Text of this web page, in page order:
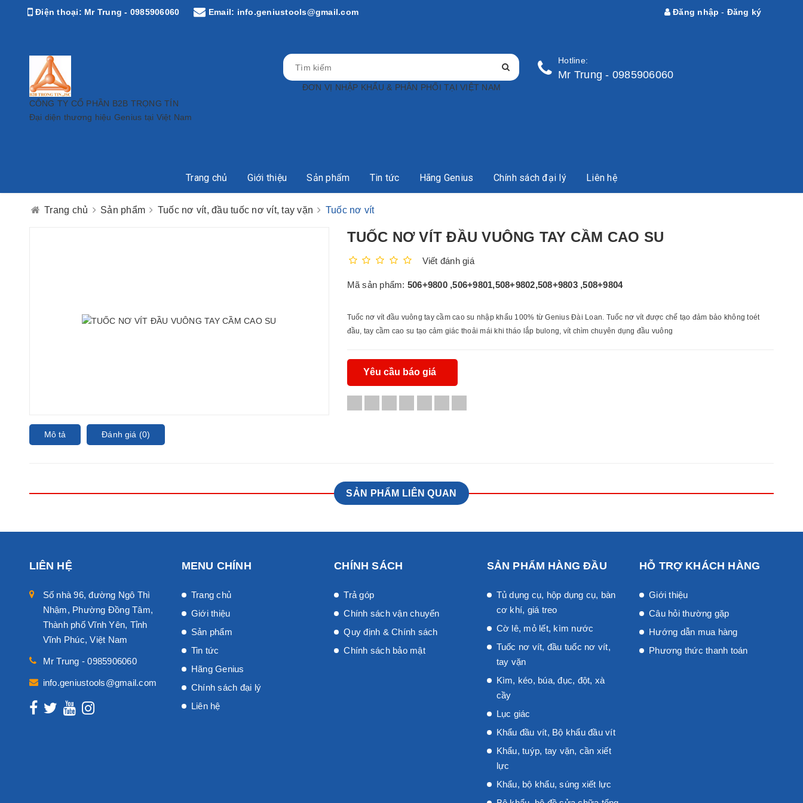
Điện thoại: Mr Trung - 0985906060 Email: info.geniustools@gmail.com Đăng nhập - Đăng ký
CÔNG TY CỔ PHẦN B2B TRỌNG TÍN
Đại diện thương hiệu Genius tại Việt Nam
ĐƠN VỊ NHẬP KHẨU & PHÂN PHỐI TẠI VIỆT NAM
Hotline:
Mr Trung - 0985906060
Trang chủ Giới thiệu Sản phẩm Tin tức Hãng Genius Chính sách đại lý Liên hệ
Trang chủ Sản phẩm Tuốc nơ vít, đầu tuốc nơ vít, tay vặn Tuốc nơ vít
TUỐC NƠ VÍT ĐẦU VUÔNG TAY CẦM CAO SU
Viết đánh giá
Mã sản phẩm: 506+9800 ,506+9801,508+9802,508+9803 ,508+9804
Tuốc nơ vít đầu vuông tay cầm cao su nhập khẩu 100% từ Genius Đài Loan. Tuốc nơ vít được chế tạo đảm bảo không toét
đầu, tay cầm cao su tạo cảm giác thoải mái khi tháo lắp bulong, vít chìm chuyên dụng đầu vuông
Yêu cầu báo giá
Mô tả Đánh giá (0)
SẢN PHẨM LIÊN QUAN
LIÊN HỆ
Số nhà 96, đường Ngô Thì
Nhậm, Phường Đồng Tâm,
Thành phố Vĩnh Yên, Tỉnh
Vĩnh Phúc, Việt Nam
Mr Trung - 0985906060
info.geniustools@gmail.com
MENU CHÍNH
Trang chủ
Giới thiệu
Sản phẩm
Tin tức
Hãng Genius
Chính sách đại lý
Liên hệ
CHÍNH SÁCH
Trả góp
Chính sách vận chuyển
Quy định & Chính sách
Chính sách bảo mật
SẢN PHẨM HÀNG ĐẦU
Tủ dụng cụ, hộp dụng cụ, bàn
cơ khí, giá treo
Cờ lê, mỏ lết, kìm nước
Tuốc nơ vít, đầu tuốc nơ vít,
tay vặn
Kìm, kéo, búa, đục, đột, xà
cầy
Lục giác
Khẩu đầu vít, Bộ khẩu đầu vít
Khẩu, tuýp, tay vặn, cần xiết
lực
Khẩu, bộ khẩu, súng xiết lực
HỖ TRỢ KHÁCH HÀNG
Giới thiệu
Câu hỏi thường gặp
Hướng dẫn mua hàng
Phương thức thanh toán